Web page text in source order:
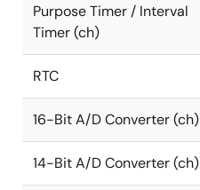
Purpose Timer / Interval
Timer (ch)
RTC
16-Bit A/D Converter (ch)
14-Bit A/D Converter (ch)